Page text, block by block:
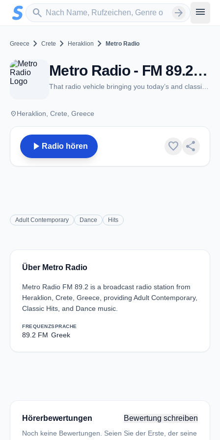
Zum Hauptinhalt springen
search
Sender suchen arrow_forward menu
Greece chevron_right Crete chevron_right Heraklion chevron_right Metro Radio
Metro Radio - FM 89.2 - Heraklion
placeHeraklion, Crete, Greece
play_arrow Radio hören favorite share
Adult Contemporary Dance Hits
Über Metro Radio
Metro Radio FM 89.2 is a broadcast radio station from
Heraklion, Crete, Greece, providing Adult Contemporary,
Classic Hits, and Dance music.
FREQUENZ
89.2 FM
SPRACHE
Greek
Hörerbewertungen Bewertung schreiben
Noch keine Bewertungen. Seien Sie der Erste, der seine